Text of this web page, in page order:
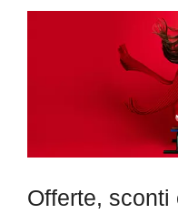
Offerte, sconti